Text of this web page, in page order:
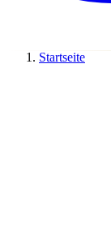
Startseite